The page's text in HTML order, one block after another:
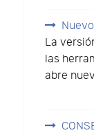
La
las
abre